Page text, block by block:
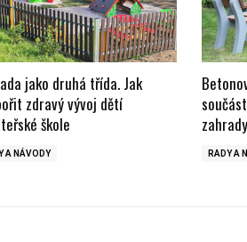
jako druhá třída. Jak
zdravý vývoj dětí
škole
A NÁVODY
zahrady
RADY A